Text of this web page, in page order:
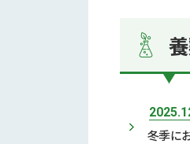
冬季に